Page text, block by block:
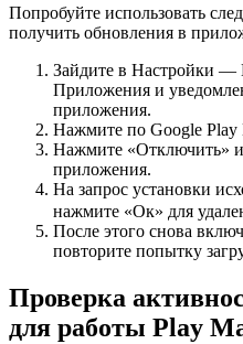
Попробуйте использовать
получить обновления в
Зайдите в Настройки
Приложения и
приложения.
Нажмите по Google Play
Нажмите «Отключить»
приложения.
На запрос установки
нажмите «Ок» для
После этого снова
повторите попытку
Проверка
для работы Play